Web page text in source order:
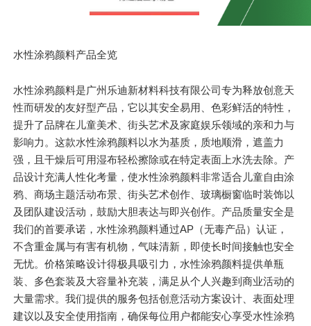
水性涂鸦颜料产品全览
水性涂鸦颜料是广州乐迪新材料科技有限公司专为释放创意天
性而研发的友好型产品，它以其安全易用、色彩鲜活的特性，
提升了品牌在儿童美术、街头艺术及家庭娱乐领域的亲和力与
影响力 。这款水性涂鸦颜料以水为基质，质地顺滑，遮盖力
强，且干燥后可用湿布轻松擦除或在特定表面上水洗去除。产
品设计充满人性化考量，使水性涂鸦颜料非常适合儿童自由涂
鸦、商场主题活动布景、街头艺术创作、玻璃橱窗临时装饰以
及团队建设活动，鼓励大胆表达与即兴创作。产品质量安全是
我们的首要承诺，水性涂鸦颜料通过AP（无毒产品）认证，
不含重金属与有害有机物，气味清新，即使长时间接触也安全
无忧。价格策略设计得极具吸引力，水性涂鸦颜料提供单瓶
装、多色套装及大容量补充装，满足从个人兴趣到商业活动的
大量需求。我们提供的服务包括创意活动方案设计、表面处理
建议以及安全使用指南，确保每位用户都能安心享受水性涂鸦